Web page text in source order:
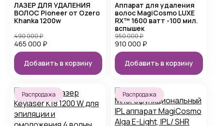
ЛАЗЕР ДЛЯ УДАЛЕНИЯ
ВОЛОС Pioneer от Ozero
Khanka 1200w
465 000 ₽
490 000₽
Добавить в корзину
Аппарат для удаления
волос MagiCosmo LUXE
RX™ 1600 ватт -100 мил.
вспышек
910 000 ₽
950 000₽
Добавить в корзину
Распродажа Распродажа